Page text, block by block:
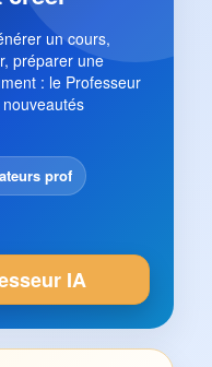
un cours,
préparer une
: le Professeur
prof
IA